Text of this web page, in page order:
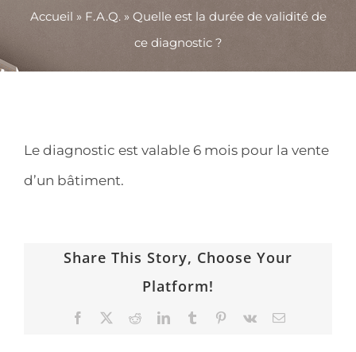
Accueil » F.A.Q. » Quelle est la durée de validité de
ce diagnostic ?
Le diagnostic est valable 6 mois pour la vente
d’un bâtiment.
Share This Story, Choose Your
Platform!
Facebook RedditLinkedInTumblr Pinterest
Vk Email